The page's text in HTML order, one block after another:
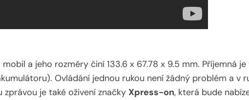
a jeho rozměry činí 133.6 x 67.78 x 9.5 mm. Příjemná je
Ovládání jednou rukou není žádný problém a v
zprávou je také oživení značky Xpress-on, která bude